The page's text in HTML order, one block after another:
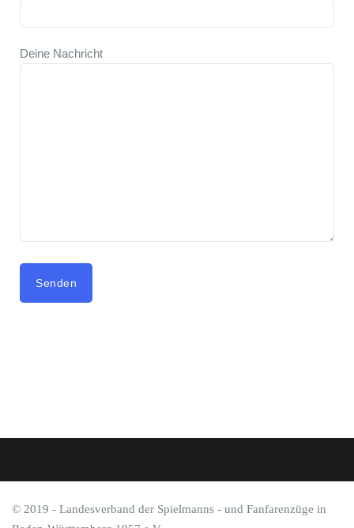
Deine Nachricht
© 2019 - Landesverband der Spielmanns - und Fanfarenzüge in